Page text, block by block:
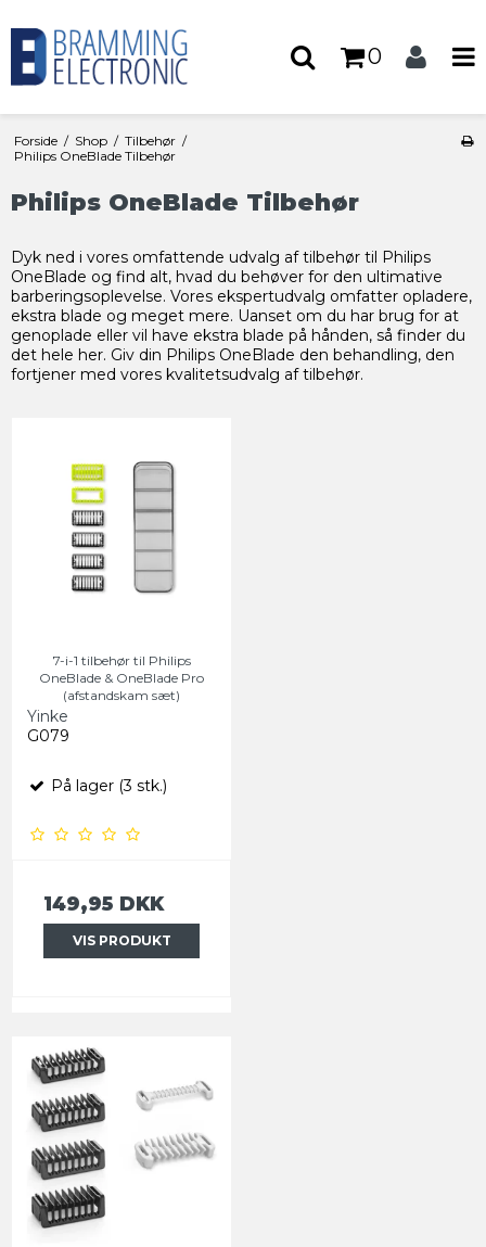
0
Forside / Shop / Tilbehør /
Philips OneBlade Tilbehør
Philips OneBlade Tilbehør
Dyk ned i vores omfattende udvalg af tilbehør til Philips
OneBlade og find alt, hvad du behøver for den ultimative
barberingsoplevelse. Vores ekspertudvalg omfatter opladere,
ekstra blade og meget mere. Uanset om du har brug for at
genoplade eller vil have ekstra blade på hånden, så finder du
det hele her. Giv din Philips OneBlade den behandling, den
fortjener med vores kvalitetsudvalg af tilbehør.
7-i-1 tilbehør til Philips
OneBlade & OneBlade Pro
(afstandskam sæt)
Yinke
G079
På lager (3 stk.)
149,95 DKK
VIS PRODUKT